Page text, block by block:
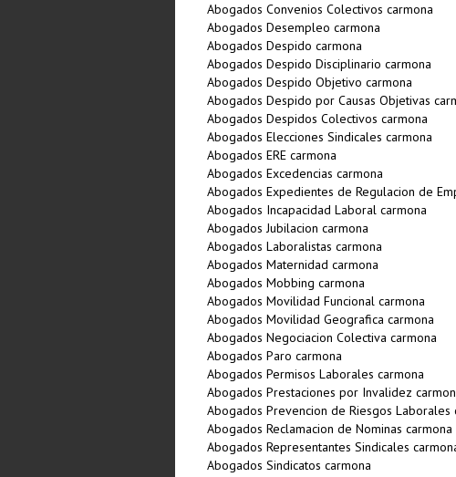
Abogados Convenios Colectivos carmona
Abogados Desempleo carmona
Abogados Despido carmona
Abogados Despido Disciplinario carmona
Abogados Despido Objetivo carmona
Abogados Despido por Causas Objetivas
Abogados Despidos Colectivos carmona
Abogados Elecciones Sindicales carmona
Abogados ERE carmona
Abogados Excedencias carmona
Abogados Expedientes de Regulacion de
Abogados Incapacidad Laboral carmona
Abogados Jubilacion carmona
Abogados Laboralistas carmona
Abogados Maternidad carmona
Abogados Mobbing carmona
Abogados Movilidad Funcional carmona
Abogados Movilidad Geografica carmona
Abogados Negociacion Colectiva carmona
Abogados Paro carmona
Abogados Permisos Laborales carmona
Abogados Prestaciones por Invalidez
Abogados Prevencion de Riesgos Laborales
Abogados Reclamacion de Nominas carmona
Abogados Representantes Sindicales
Abogados Sindicatos carmona